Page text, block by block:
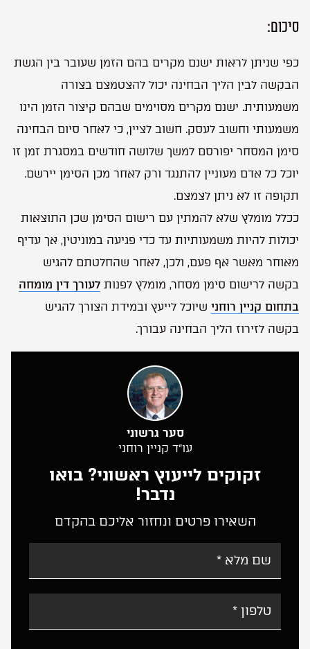
סיכום:
כפי שניתן לראות ישנם מקרים בהם הזמן שעובר בין הגשת
הבקשה לבין הליך הבחינה יכול להצטמצם בצורה
משמעותית. ישנם מקרים מסוימים שבהם קיצור הזמן הינו
משמעותי וחשוב לעסק. חשוב לציין, כי לאחר סיום הבחינה
סימן המסחר יפורסם למשך שלושה חודשים במסגרת זמן זו
יוכל כל אדם מעוניין להתנגד ורק לאחר מכן הסימן יירשם.
תקופה זו לא ניתן לצמצם.
ככלל מומלץ שלא להמתין עם רישום הסימן שכן התוצאות
יכולות להיות משמעותיות עד כדי פגיעה במוניטין, אך עדיף
מאוחר מאשר אף פעם, ולכן, לאחר שהחלטתם להגיש
בקשה לרישום סימן מסחר, מומלץ לפנותלעורך דין מומחה
בתחום קניין רוחנישיוכל לייעץ ובמידת הצורך להגיש
בקשה לזירוז הליך הבחינה עבורך.
סער גרשוני
עו”ד קניין רוחני
זקוקים לייעוץ ראשוני? בואו
נדבר!
השאירו פרטים ונחזור אליכם בהקדם